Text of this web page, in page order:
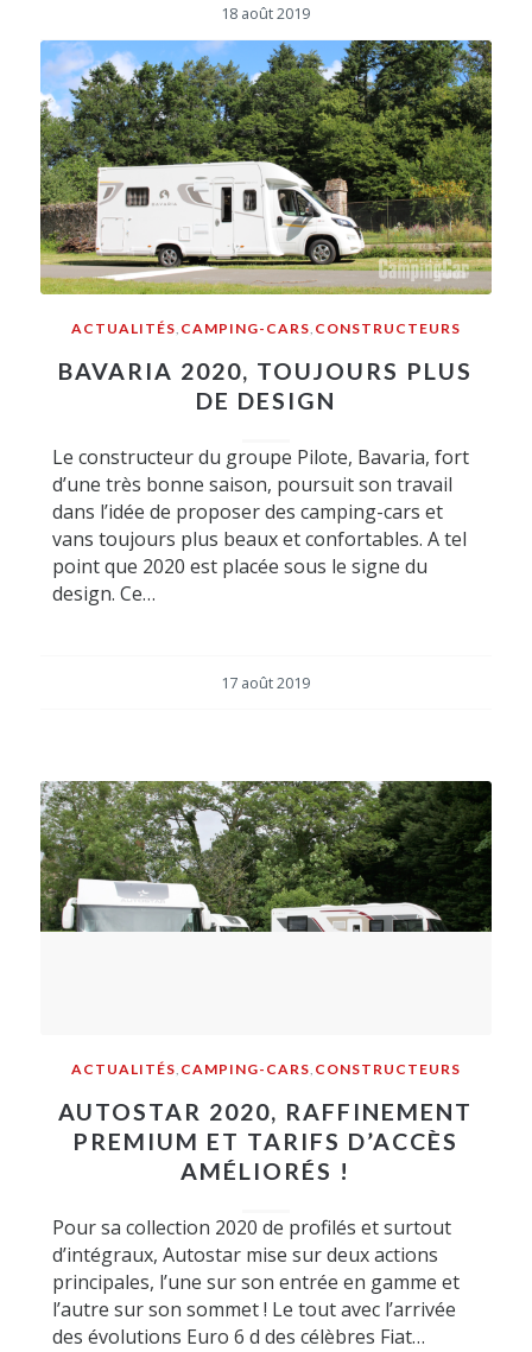
18 août 2019
ACTUALITÉS, CAMPING-CARS, CONSTRUCTEURS
BAVARIA 2020, TOUJOURS PLUS
DE DESIGN
Le constructeur du groupe Pilote, Bavaria, fort
d’une très bonne saison, poursuit son travail
dans l’idée de proposer des camping-cars et
vans toujours plus beaux et confortables. A tel
point que 2020 est placée sous le signe du
design. Ce…
17 août 2019
ACTUALITÉS, CAMPING-CARS, CONSTRUCTEURS
AUTOSTAR 2020, RAFFINEMENT
PREMIUM ET TARIFS D’ACCÈS
AMÉLIORÉS !
Pour sa collection 2020 de profilés et surtout
d’intégraux, Autostar mise sur deux actions
principales, l’une sur son entrée en gamme et
l’autre sur son sommet ! Le tout avec l’arrivée
des évolutions Euro 6 d des célèbres Fiat…